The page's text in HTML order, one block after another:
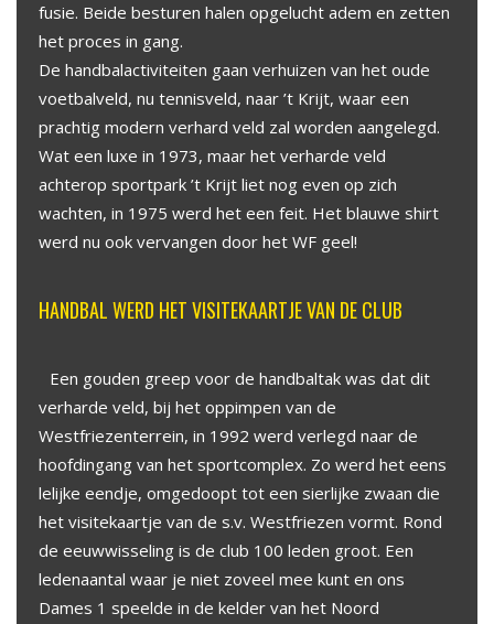
fusie. Beide besturen halen opgelucht adem en zetten
het proces in gang.
De handbalactiviteiten gaan verhuizen van het oude
voetbalveld, nu tennisveld, naar ’t Krijt, waar een
prachtig modern verhard veld zal worden aangelegd.
Wat een luxe in 1973, maar het verharde veld
achterop sportpark ’t Krijt liet nog even op zich
wachten, in 1975 werd het een feit. Het blauwe shirt
werd nu ook vervangen door het WF geel!
HANDBAL WERD HET VISITEKAARTJE VAN DE CLUB
Een gouden greep voor de handbaltak was dat dit
verharde veld, bij het oppimpen van de
Westfriezenterrein, in 1992 werd verlegd naar de
hoofdingang van het sportcomplex. Zo werd het eens
lelijke eendje, omgedoopt tot een sierlijke zwaan die
het visitekaartje van de s.v. Westfriezen vormt. Rond
de eeuwwisseling is de club 100 leden groot. Een
ledenaantal waar je niet zoveel mee kunt en ons
Dames 1 speelde in de kelder van het Noord